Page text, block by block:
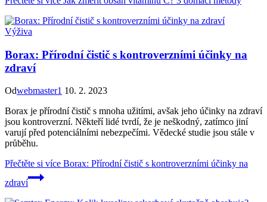
Výživa
Borax: Přírodní čistič s kontroverzními účinky na
zdraví
Odwebmaster1 10. 2. 2023
Borax je přírodní čistič s mnoha užitími, avšak jeho účinky na zdraví
jsou kontroverzní. Někteří lidé tvrdí, že je neškodný, zatímco jiní
varují před potenciálními nebezpečími. Vědecké studie jsou stále v
průběhu.
Přečtěte si více Borax: Přírodní čistič s kontroverzními účinky na
zdraví